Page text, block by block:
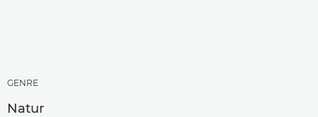
GENRE
Natur